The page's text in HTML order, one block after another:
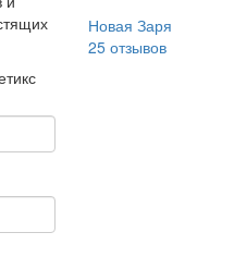
Новая Заря
25отзывов